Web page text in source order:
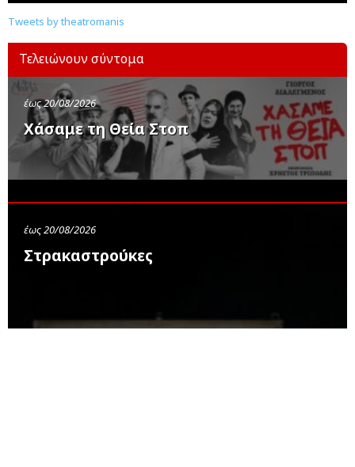
Tweets by theatromanis
Τελειώνουν σύντομα
έως 20/08/2026
Χάσαμε τη Θεία Στοπ
έως 20/08/2026
Στρακαστρούκες